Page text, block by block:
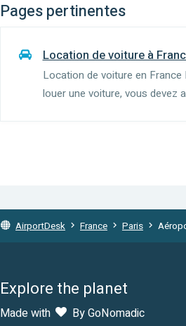
Pages pertinentes
Location de voiture à
Location de voiture en
louer une voiture, vous devez
AirportDesk France Paris
Explore the planet
Made with By GoNomadic